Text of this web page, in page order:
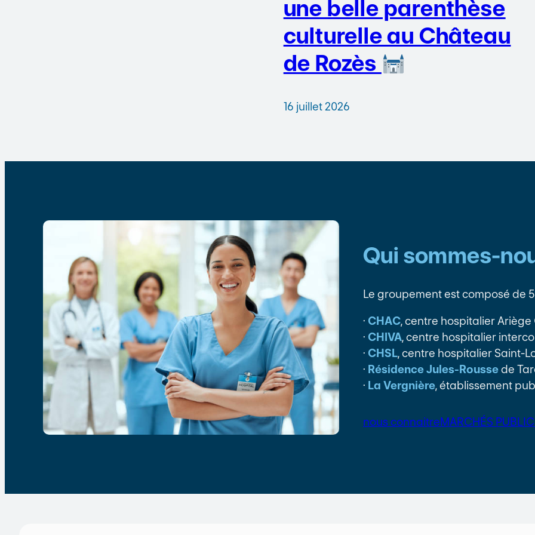
une belle parenthèse
culturelle au Château
de Rozès
16 juillet 2026
Qui sommes-
Le groupement est composé de
· CHAC, centre hospitalier Ariège
· CHIVA, centre hospitalier
· CHSL, centre hospitalier Saint-
· Résidence Jules-Roussede
· La Vergnière, établissement
nous connaitreMARCHÉS